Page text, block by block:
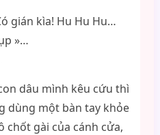
gián kìa! Hu Hu Hu…
»…
dâu mình kêu cứu thì
dùng một bàn tay khỏe
chốt gài của cánh cửa,